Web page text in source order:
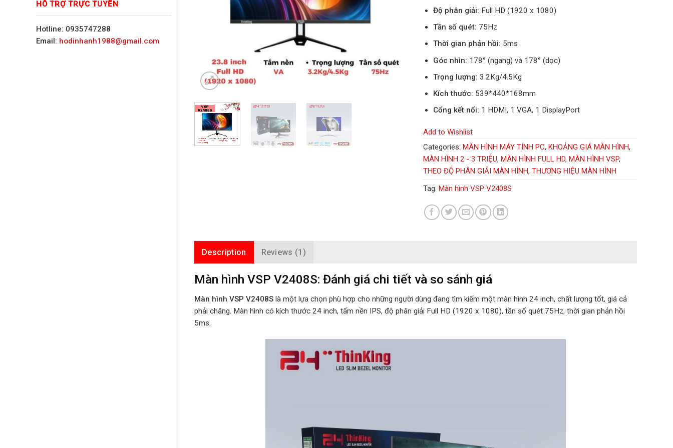
HỖ TRỢ TRỰC TUYẾN
Hotline: 0935747288
Email: hodinhanh1988@gmail.com
Độ phân giải: Full HD (1920 x 1080)
Tần số quét: 75Hz
Thời gian phản hồi: 5ms
Góc nhìn: 178° (ngang) và 178° (dọc)
Trọng lượng: 3.2Kg/4.5Kg
Kích thước: 539*440*168mm
Cổng kết nối: 1 HDMI, 1 VGA, 1 DisplayPort
Add to Wishlist
Categories: MÀN HÌNH MÁY TÍNH PC, KHOẢNG GIÁ MÀN HÌNH,
MÀN HÌNH 2 - 3 TRIỆU, MÀN HÌNH FULL HD, MÀN HÌNH VSP,
THEO ĐỘ PHÂN GIẢI MÀN HÌNH, THƯƠNG HIỆU MÀN HÌNH
Tag: Màn hình VSP V2408S
Description Reviews (1)
Màn hình VSP V2408S: Đánh giá chi tiết và so sánh giá
Màn hình VSP V2408S là một lựa chọn phù hợp cho những người dùng đang tìm kiếm một màn hình 24 inch, chất lượng tốt, giá cả
phải chăng. Màn hình có kích thước 24 inch, tấm nền IPS, độ phân giải Full HD (1920 x 1080), tần số quét 75Hz, thời gian phản hồi
5ms.